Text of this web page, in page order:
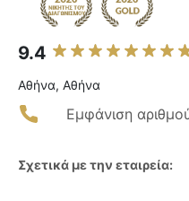
9.4
Αθήνα, Αθήνα
Εμφάνιση
Σχετικά με την εταιρεία: